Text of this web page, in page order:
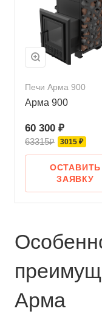
Печи Арма 900
Арма 900
60 300 ₽
63315₽ 3015 ₽
ОСТАВИТЬ
ЗАЯВКУ
Арма